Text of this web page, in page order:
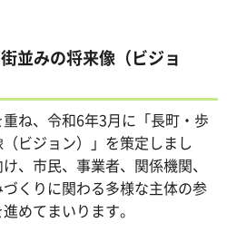
並みの将来像（ビジョ
ね、令和6年3月に「長町・歩
ビジョン）」を策定しまし
、市民、事業者、関係機関、
くりに関わる多様な主体の参
めてまいります。